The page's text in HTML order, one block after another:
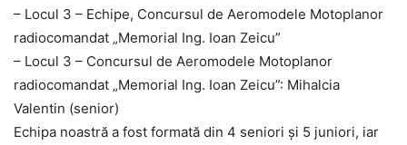
– Locul 3 – Echipe, Concursul de Aeromodele Motoplanor
radiocomandat „Memorial Ing. Ioan Zeicu”
– Locul 3 – Concursul de Aeromodele Motoplanor
radiocomandat „Memorial Ing. Ioan Zeicu”: Mihalcia
Valentin (senior)
Echipa noastră a fost formată din 4 seniori și 5 juniori, iar